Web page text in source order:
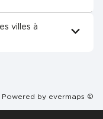
villes à
Powered by evermaps ©